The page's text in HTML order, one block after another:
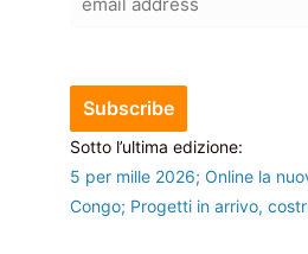
Sotto l’ultima edizione:
5 per mille 2026; Online la
Congo; Progetti in arrivo,